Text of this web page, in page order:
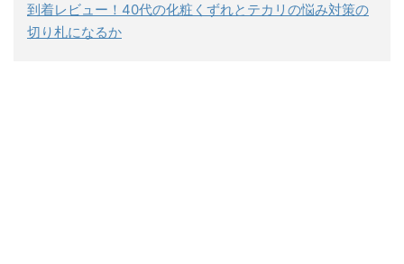
到着レビュー！40代の化粧くずれとテカリの悩み対策の
切り札になるか